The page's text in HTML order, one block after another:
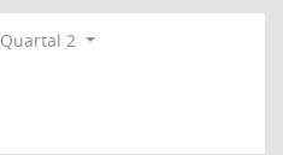
Quartal 2